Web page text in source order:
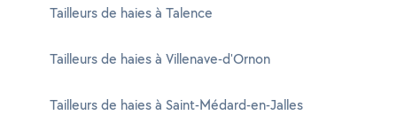
Tailleurs de haies à Talence
Tailleurs de haies à Villenave-d'Ornon
Tailleurs de haies à Saint-Médard-en-Jalles